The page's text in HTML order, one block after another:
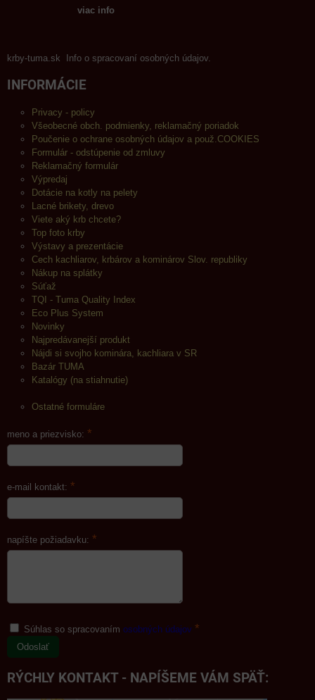
viac info
krby-tuma.sk Info o spracovaní osobných údajov.
INFORMÁCIE
Privacy - policy
Všeobecné obch. podmienky, reklamačný poriadok
Poučenie o ochrane osobných údajov a použ.COOKIES
Formulár - odstúpenie od zmluvy
Reklamačný formulár
Výpredaj
Dotácie na kotly na pelety
Lacné brikety, drevo
Viete aký krb chcete?
Top foto krby
Výstavy a prezentácie
Cech kachliarov, krbárov a kominárov Slov. republiky
Nákup na splátky
Súťaž
TQI - Tuma Quality Index
Eco Plus System
Novinky
Najpredávanejší produkt
Nájdi si svojho kominára, kachliara v SR
Bazár TUMA
Katalógy (na stiahnutie)
Ostatné formuláre
meno a priezvisko: *
e-mail kontakt: *
napíšte požiadavku: *
Súhlas so spracovaním osobných údajov *
Odoslať
RÝCHLY KONTAKT - NAPÍŠEME VÁM SPÄŤ: